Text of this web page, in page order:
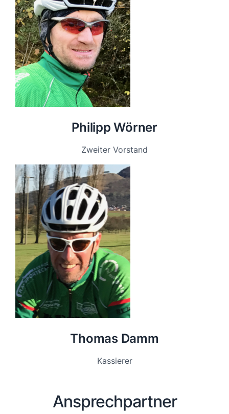
Philipp Wörner
Zweiter Vorstand
Thomas Damm
Kassierer
Ansprechpartner